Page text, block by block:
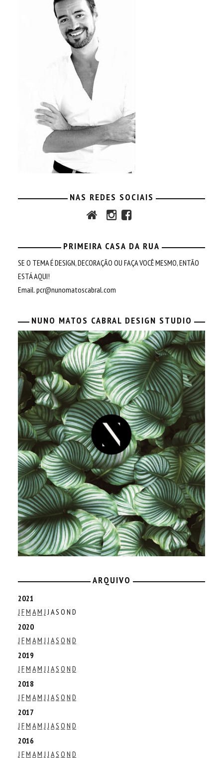
NAS REDES SOCIAIS
PRIMEIRA CASA DA RUA
SE O TEMA É DESIGN, DECORAÇÃO OU FAÇA VOCÊ MESMO, ENTÃO
ESTÁ AQUI!
Email.pcr@nunomatoscabral.com
NUNO MATOS CABRAL DESIGN STUDIO
ARQUIVO
2021
J FM AM J J AS O N D
2020
J FM AM J J AS O N D
2019
J FM AM J J AS O N D
2018
J FM AM J J AS O N D
2017
J FM AM J J AS O N D
2016
J FM AM J J AS O N D